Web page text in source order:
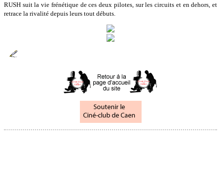
RUSH suit la vie frénétique de ces deux pilotes, sur les circuits et en dehors, et
retrace la rivalité depuis leurs tout débuts.